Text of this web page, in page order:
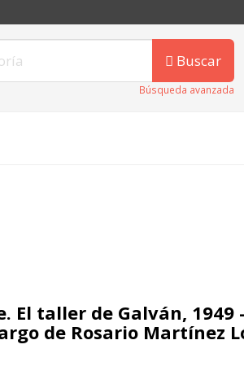
Buscar
Búsqueda avanzada
El taller de Galván, 1949
de Rosario Martínez